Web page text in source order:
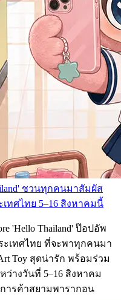
ชวนทุกคนมาสัมผัส
ทศไทย 5–16 สิงหาคมนี้
'Hello Thailand' ป๊อปอัพ
ะเทศไทย ที่จะพาทุกคนมา
Toy สุดน่ารัก พร้อมร่วม
ว่างวันที่ 5–16 สิงหาคม
ารค้าสยามพารากอน